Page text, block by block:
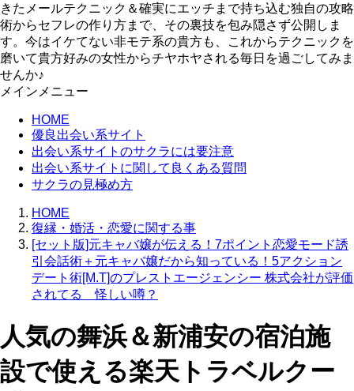
きたメールテクニック＆確実にエッチまで持ち込む独自の攻略
術からセフレの作り方まで、その裏技を包み隠さず公開しま
す。今はイケてない非モテ系の貴方も、これからテクニックを
磨いて貴方好みの女性からチヤホヤされる毎日を過ごしてみま
せんか♪
メインメニュー
HOME
優良出会い系サイト
出会い系サイトのサクラには要注意
出会い系サイトに関して良くある質問
サクラの見極め方
HOME
復縁・婚活・恋愛に関する事
[セット版]元キャバ嬢が伝える！7ポイント恋愛モード誘
引会話術＋元キャバ嬢だから知っている！5アクション
デート術[M.T]のプレストエージェンシー 株式会社が評価
されてる 怪しい噂？
人気の舞浜＆新浦安の宿泊施
設で使える楽天トラベルクー